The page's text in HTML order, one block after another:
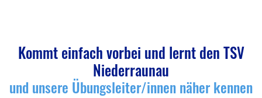
Kommt einfach vorbei und lernt den TSV
Niederraunau
und unsere Übungsleiter/innen näher kennen